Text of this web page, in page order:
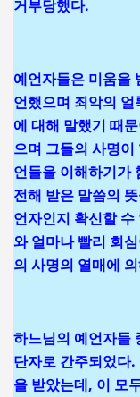
거부당했다.
예언자들은 미움을
언했으며 죄악의
에 대해 말했기 때
으며 그들의 사명
언들을 이해하기가
전해 받은 말씀의
언자인지 확신할
와 얼마나 빨리 회
의 사명의 열매에
하느님의 예언자들
단자로 간주되었다
을 받았는데, 이 모